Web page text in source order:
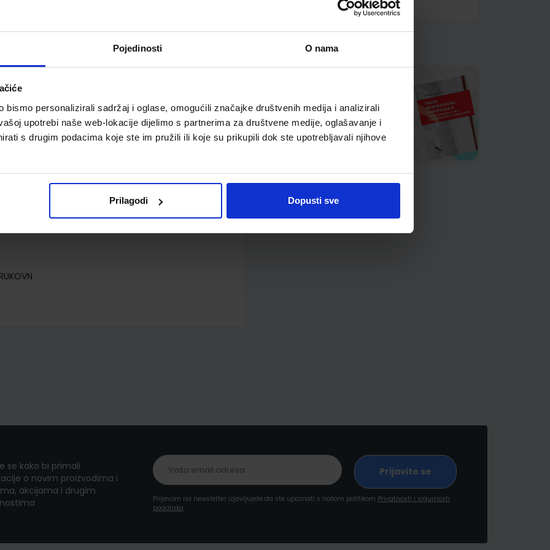
Pojedinosti O nama
bismo personalizirali sadržaj i oglase, omogućili značajke društvenih medija i analizirali
upotrebi naše web-lokacije dijelimo s partnerima za društvene medije, oglašavanje i
s drugim podacima koje ste im pružili ili koje su prikupili dok ste upotrebljavali njihove
Prilagodi Dopusti sve
gimnazija
se kako bi primali
o novim proizvodima i
akcijama i drugim
Prijavom na newsletter izjavljujete da ste upoznati s našom politikom Privatnosti i sigurnosti
podataka